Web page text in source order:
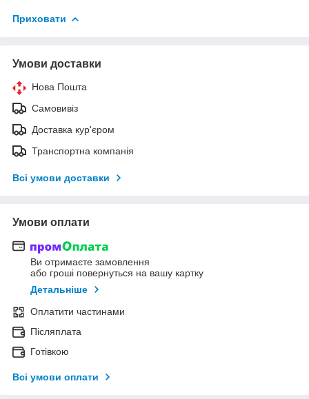
Приховати
Умови доставки
Нова Пошта
Самовивіз
Доставка кур'єром
Транспортна компанія
Всі умови доставки
Умови оплати
Ви отримаєте замовлення
або гроші повернуться на вашу картку
Детальніше
Оплатити частинами
Післяплата
Готівкою
Всі умови оплати